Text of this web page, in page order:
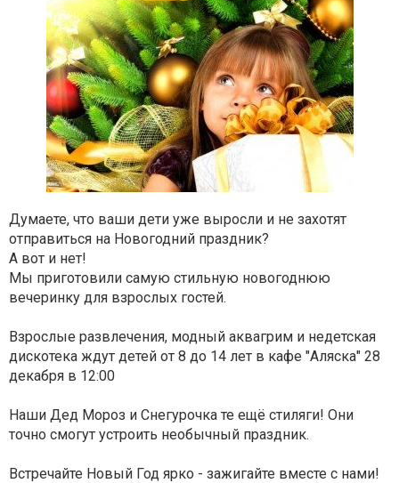
Думаете, что ваши дети уже выросли и не захотят
отправиться на Новогодний праздник?
А вот и нет!
Мы приготовили самую стильную новогоднюю
вечеринку для взрослых гостей.
Взрослые развлечения, модный аквагрим и недетская
дискотека ждут детей от 8 до 14 лет в кафе "Аляска" 28
декабря в 12:00
Наши Дед Мороз и Снегурочка те ещё стиляги! Они
точно смогут устроить необычный праздник.
Встречайте Новый Год ярко - зажигайте вместе с нами!